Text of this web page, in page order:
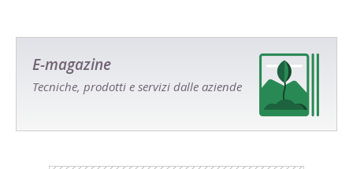
E-magazine
Tecniche, prodotti e servizi dalle aziende